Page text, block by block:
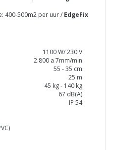
400-500m2 per uur / EdgeFix
1100 W/ 230 V
2.800 a 7mm/min
55 - 35 cm
25 m
45 kg - 140 kg
67 dB(A)
IP 54